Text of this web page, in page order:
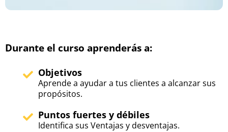
Durante el curso aprenderás a:
Objetivos
Aprende a ayudar a tus clientes a alcanzar sus
propósitos.
Puntos fuertes y débiles
Identifica sus Ventajas y desventajas.